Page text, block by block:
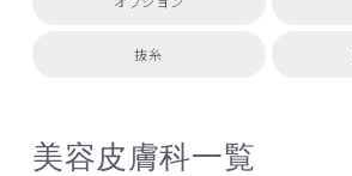
抜糸
美容皮膚科一覧